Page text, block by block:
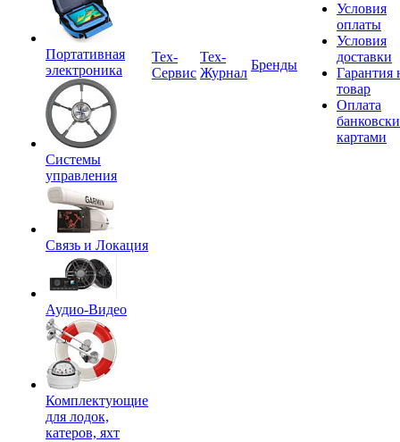
Портативная
электроника
Системы
управления
Связь и Локация
Аудио-Видео
Комплектующие
для лодок,
катеров, яхт
Tex-
Сервис
Тех-
Журнал
Бренды
Условия
оплаты
Условия
доставки
Гарантия
товар
Оплата
картами